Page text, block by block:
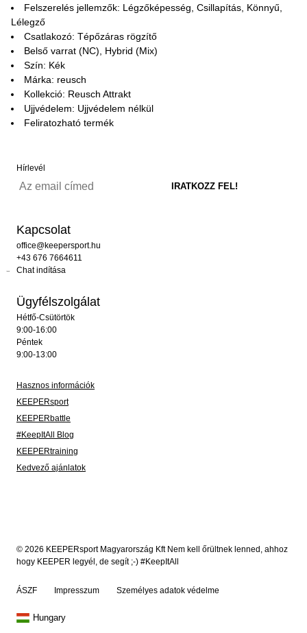
Felszerelés jellemzők: Légzőképesség, Csillapítás, Könnyű,
Lélegző
Csatlakozó: Tépőzáras rögzítő
Belső varrat (NC), Hybrid (Mix)
Szín: Kék
Márka: reusch
Kollekció: Reusch Attrakt
Ujjvédelem: Ujjvédelem nélkül
Feliratozható termék
Hírlevél
Kapcsolat
office@keepersport.hu
+43 676 7664611
Chat indítása
Ügyfélszolgálat
Hétfő-Csütörtök
9:00-16:00
Péntek
9:00-13:00
Hasznos információk
KEEPERsport
KEEPERbattle
#KeepItAll Blog
KEEPERtraining
Kedvező ajánlatok
© 2026 KEEPERsport Magyarország Kft Nem kell őrültnek lenned, ahhoz
hogy KEEPER legyél, de segít ;-) #KeepItAll
ÁSZF Impresszum Személyes adatok védelme
Hungary